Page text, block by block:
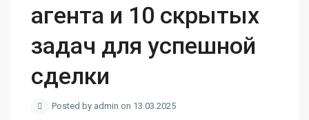
агента и 10 скрытых
задач для успешной
сделки
Posted by admin on 13.03.2025